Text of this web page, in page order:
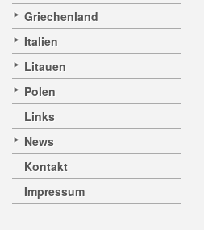
Griechenland
Italien
Litauen
Polen
Links
News
Kontakt
Impressum